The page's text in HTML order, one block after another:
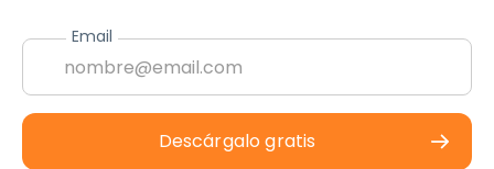
Email
Descárgalo gratis